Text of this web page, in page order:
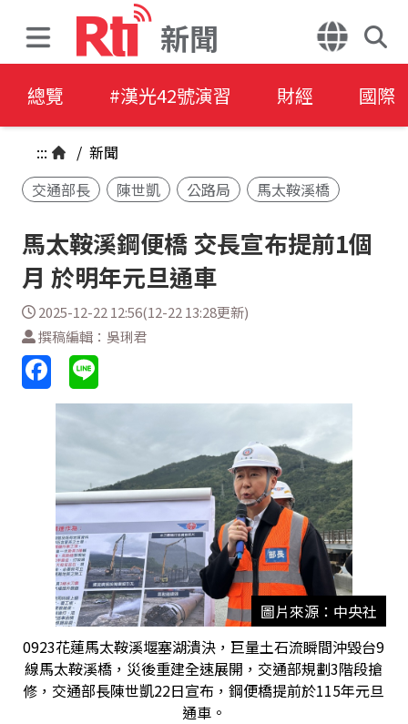
新聞
總覽 #漢光42號演習 財經 國際
::: / 新聞
交通部長
陳世凱 公路局 馬太鞍溪橋
馬太鞍溪鋼便橋 交長宣布提前1個
月 於明年元旦通車
2025-12-22 12:56(12-22 13:28更新)
撰稿編輯：吳琍君
圖片來源：中央社
0923花蓮馬太鞍溪堰塞湖潰決，巨量土石流瞬間沖毀台9
線馬太鞍溪橋，災後重建全速展開，交通部規劃3階段搶
修，交通部長陳世凱22日宣布，鋼便橋提前於115年元旦
通車。